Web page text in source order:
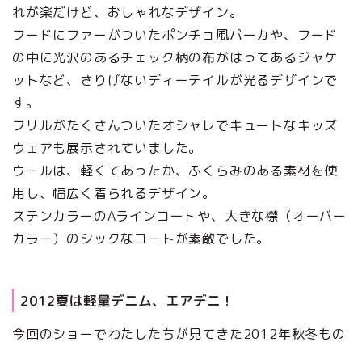
れが楽だけど、おしゃれなデザイン。
フードにファーがついたポンチョ風パーカや、フード
の中に光沢のあるチェック柄の布がはってあるジャケ
ットなど、さりげないディーテイルが光るデザインで
す。
フリルがたくさんついたオシャレでキュートなキッズ
ウェアも展示されていました。
ウールは、軽くてあったか、ふくらみのある素材を使
用し、幅広く着られるデザイン。
ステンカラーのAラインコートや、大きな襟（オーバー
カラー）のシックなコートが素敵でした。
2012夏は軽量デニム、エアデニ！
今回のショーでわたしたちが見てきた2012年秋冬もの